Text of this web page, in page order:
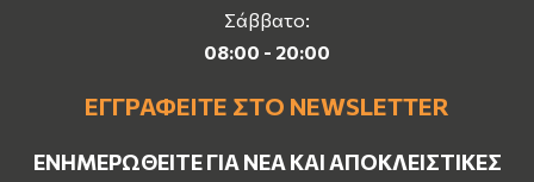
Σάββατο:
08:00 - 20:00
ΕΓΓΡΑΦΕΊΤΕ ΣΤΟ NEWSLETTER
ΕΝΗΜΕΡΩΘΕΊΤΕ ΓΙΑ ΝΈΑ ΚΑΙ ΑΠΟΚΛΕΙΣΤΙΚΈΣ